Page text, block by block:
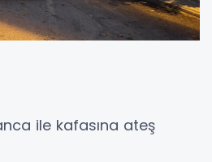
ile kafasına ateş